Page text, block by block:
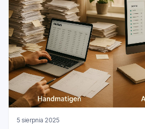
5 sierpnia 2025